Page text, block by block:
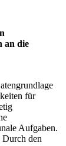
an die
für
Aufgaben.
Durch den